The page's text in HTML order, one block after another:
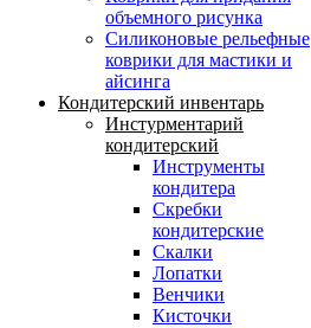
объемного рисунка
Силиконовые рельефные
коврики для мастики и
айсинга
Кондитерский инвентарь
Инстурментарий
кондитерский
Инструменты
кондитера
Скребки
кондитерские
Скалки
Лопатки
Венчики
Кисточки